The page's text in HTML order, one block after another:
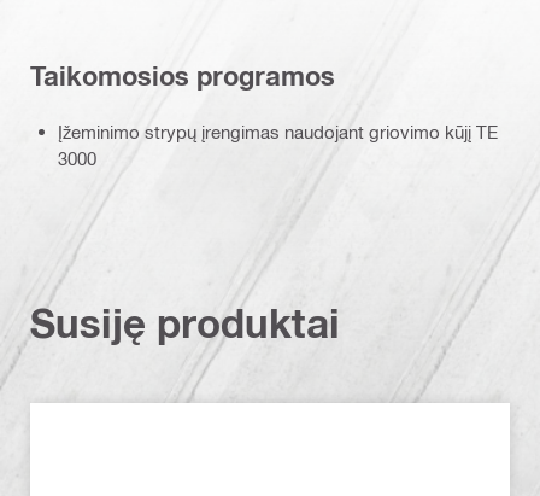
Taikomosios programos
Įžeminimo strypų įrengimas naudojant griovimo kūjį TE
3000
Susiję produktai